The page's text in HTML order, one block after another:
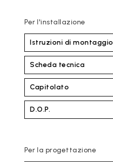
Per l'installazione
Istruzioni di montaggio
Scheda tecnica
Capitolato
D.O.P.
Per la progettazione